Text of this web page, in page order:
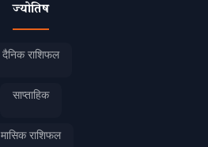
ज्योतिष
दैनिक राशिफल
साप्ताहिक
मासिक राशिफल